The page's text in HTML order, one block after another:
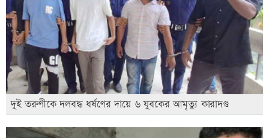
দুই তরুণীকে দলবদ্ধ ধর্ষণের দায়ে ৬ যুবকের আমৃত্যু কারাদণ্ড